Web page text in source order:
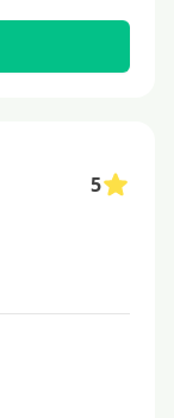
5